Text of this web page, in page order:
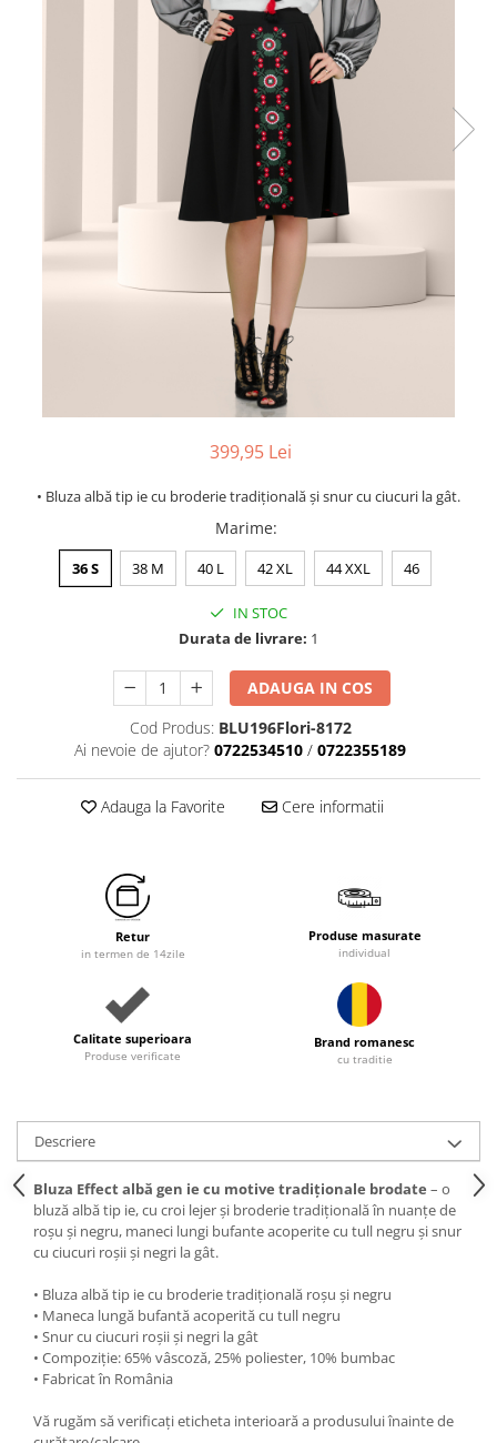
399,95 Lei
• Bluza albă tip ie cu broderie tradițională și snur cu ciucuri la gât.
Marime:
36 S 38 M 40 L 42 XL 44 XXL 46
IN STOC
Durata de livrare: 1
ADAUGA IN COS
Cod Produs: BLU196Flori-8172
Ai nevoie de ajutor? 0722534510 / 0722355189
Adauga la Favorite Cere informatii
Retur
in termen de 14zile
Produse masurate
individual
Calitate superioara
Produse verificate
Brand romanesc
cu traditie
Descriere
Bluza Effect albă gen ie cu motive tradiționale brodate – o
bluză albă tip ie, cu croi lejer și broderie tradițională în nuanțe de
roșu și negru, maneci lungi bufante acoperite cu tull negru și snur
cu ciucuri roșii și negri la gât.
• Bluza albă tip ie cu broderie tradițională roșu și negru
• Maneca lungă bufantă acoperită cu tull negru
• Snur cu ciucuri roșii și negri la gât
• Compoziție: 65% vâscoză, 25% poliester, 10% bumbac
• Fabricat în România
Vă rugăm să verificați eticheta interioară a produsului înainte de